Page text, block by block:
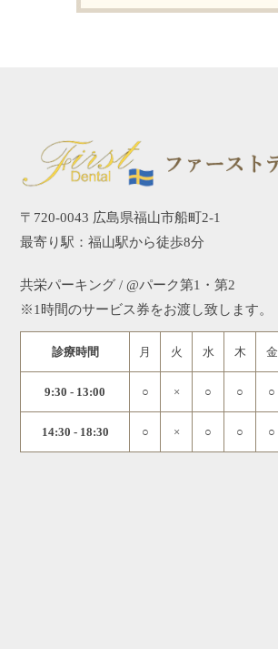
〒720-0043 広島県福山市船町2-1
最寄り駅：福山駅から徒歩8分
共栄パーキング / @パーク第1・第2
※1時間のサービス券をお渡し致します。
診療時間 月 火 水 木 金
9:30 - 13:00 ○ × ○ ○ ○
14:30 - 18:30 ○ × ○ ○ ○